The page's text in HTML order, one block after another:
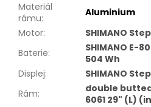
Materiál
rámu:
Aluminium
Motor:
SHIMANO
Baterie:
SHIMANO E-
504 Wh
Displej:
SHIMANO
Rám:
double
6061 29" (L)